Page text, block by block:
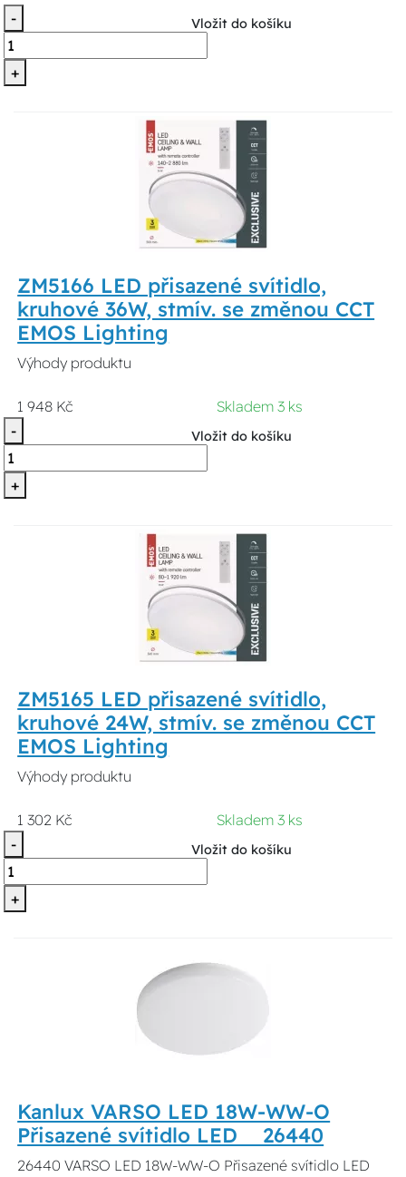
-
+
Vložit do košíku
ZM5166 LED přisazené svítidlo,
kruhové 36W, stmív. se změnou CCT
EMOS Lighting
Výhody produktu
1 948 Kč
Skladem 3 ks
-
+
Vložit do košíku
ZM5165 LED přisazené svítidlo,
kruhové 24W, stmív. se změnou CCT
EMOS Lighting
Výhody produktu
1 302 Kč
Skladem 3 ks
-
+
Vložit do košíku
Kanlux VARSO LED 18W-WW-O
Přisazené svítidlo LED 26440
26440 VARSO LED 18W-WW-O Přisazené svítidlo LED